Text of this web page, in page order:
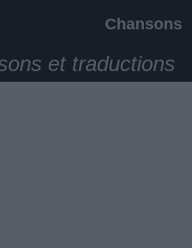
Chansons
et traductions